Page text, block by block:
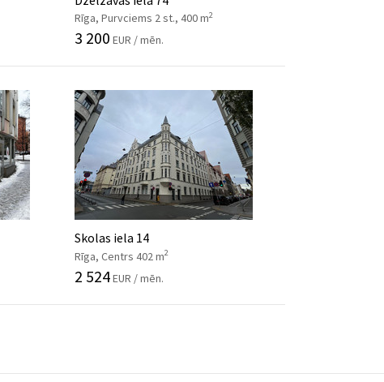
Rīga, Purvciems 2 st., 400 m2
3 200 EUR / mēn.
Skolas iela 14
Rīga, Centrs 402 m2
2 524EUR / mēn.